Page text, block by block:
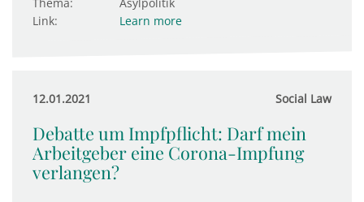
Link:
Learn more
12.01.2021 Social Law
Debatte um Impfpflicht: Darf mein
Arbeitgeber eine Corona-Impfung
verlangen?